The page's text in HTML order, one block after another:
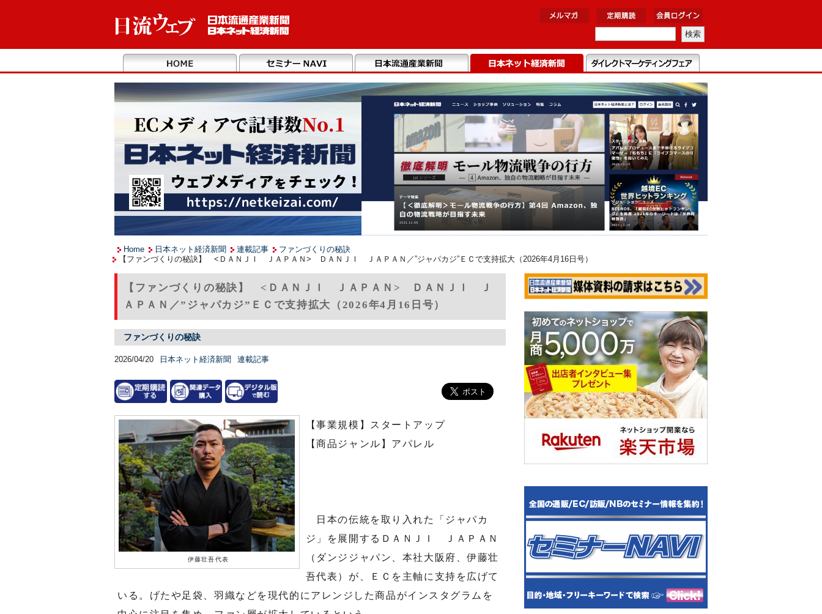
Home 日本ネット経済新聞 連載記事
ファンづくりの秘訣
【ファンづくりの秘訣】 <ＤＡＮＪＩ ＪＡＰＡＮ> ＤＡＮＪＩ ＪＡＰＡＮ／”ジャパカジ”ＥＣで支持拡大（2026年4月16日号）
【ファンづくりの秘訣】 <ＤＡＮＪＩ ＪＡＰＡＮ> ＤＡＮＪＩ Ｊ
ＡＰＡＮ／”ジャパカジ”ＥＣで支持拡大（2026年4月16日号）
ファンづくりの秘訣
2026/04/20 日本ネット経済新聞 連載記事
伊藤壮吾代表
【事業規模】スタートアップ
【商品ジャンル】アパレル
日本の伝統を取り入れた「ジャパカ
ジ」を展開するＤＡＮＪＩ ＪＡＰＡＮ
（ダンジジャパン、本社大阪府、伊藤壮
吾代表）が、ＥＣを主軸に支持を広げて
いる。げたや足袋、羽織などを現代的にアレンジした商品がインスタグラムを